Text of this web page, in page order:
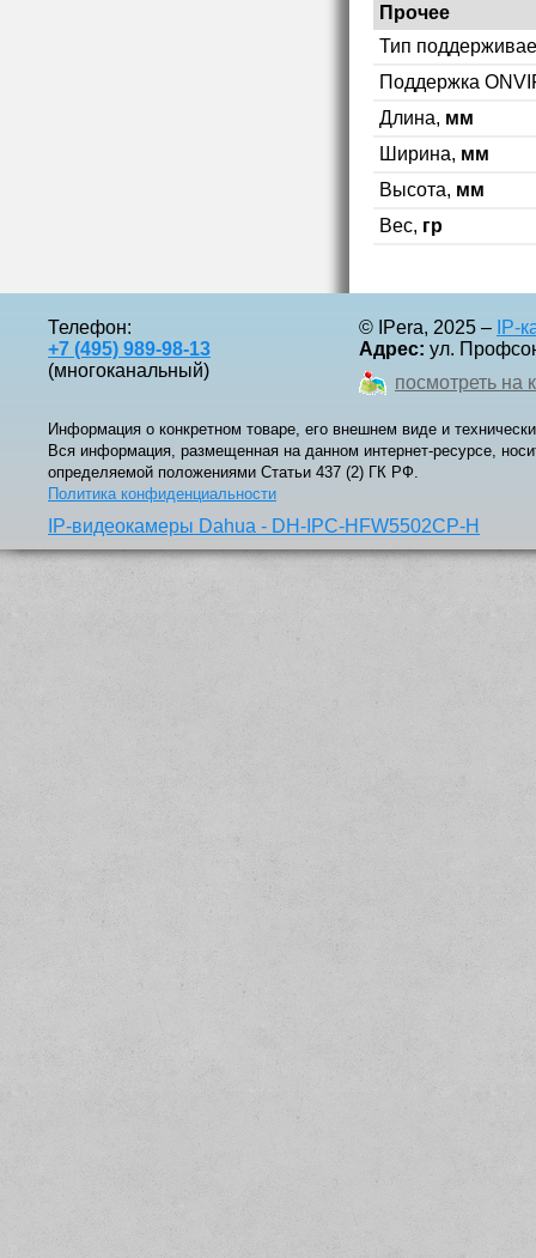
Прочее
Тип
Поддержка
Длина, мм
Ширина, мм
Высота, мм
Вес, гр
Телефон:
+7 (495) 989-98-13
(многоканальный)
© IPera, 2025 – IP-
Адрес: ул.
посмотреть на
Информация о конкретном товаре, его внешнем виде и
Вся информация, размещенная на данном интернет-ресурсе,
определяемой положениями Статьи 437 (2) ГК РФ.
Политика конфиденциальности
IP-видеокамеры Dahua - DH-IPC-HFW5502CP-H